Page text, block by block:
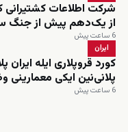
شرکت اطلاعات کشتیرانی
از یک‌دهم پیش از جنگ
6 ساعت پیش
ایران
کورد قروپلاری ایله
پلانی‌نین ایکی معمارینی
6 ساعت پیش